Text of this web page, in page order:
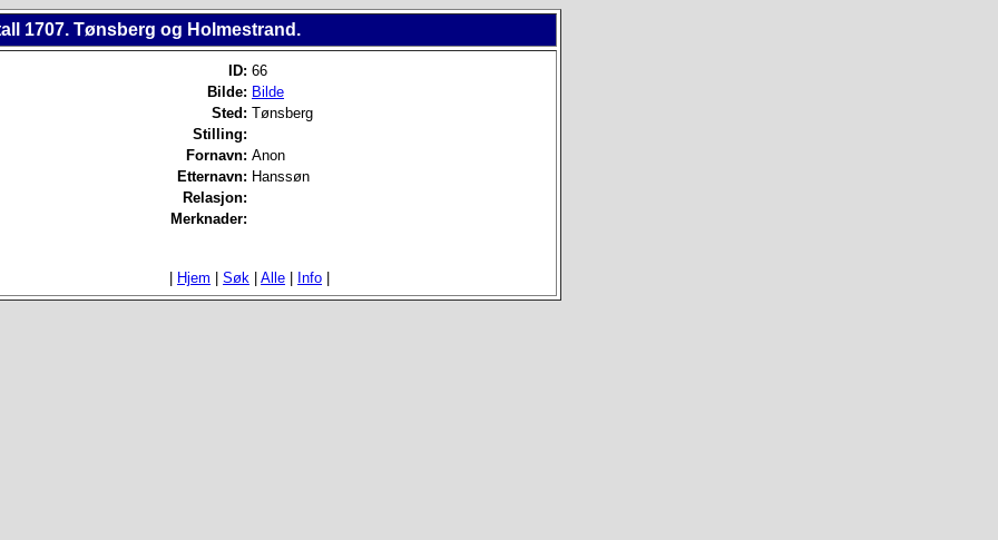
1707. Tønsberg og Holmestrand.
ID: 66
Bilde: Bilde
Sted: Tønsberg
Stilling:
Fornavn: Anon
Etternavn: Hanssøn
Relasjon:
Merknader:
Hjem Søk Alle Info